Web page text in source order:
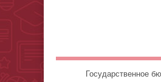
Государственное